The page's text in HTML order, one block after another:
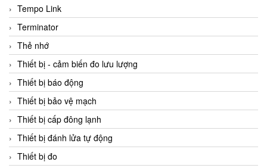
Tempo Link
Terminator
Thẻ nhớ
Thiết bị - cảm biến đo lưu lượng
Thiết bị báo động
Thiết bị bảo vệ mạch
Thiết bị cấp đông lạnh
Thiết bị đánh lửa tự động
Thiết bị đo